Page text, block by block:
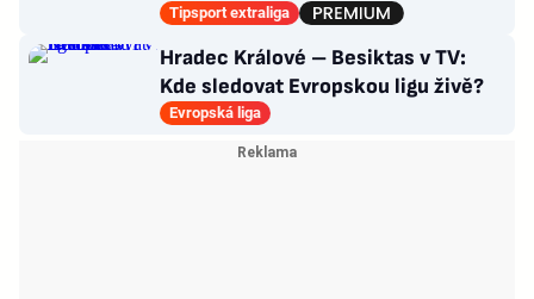
poskládat Pardubice
Tipsport extraliga
Hradec Králové – Besiktas v TV:
Kde sledovat Evropskou ligu živě?
Evropská liga